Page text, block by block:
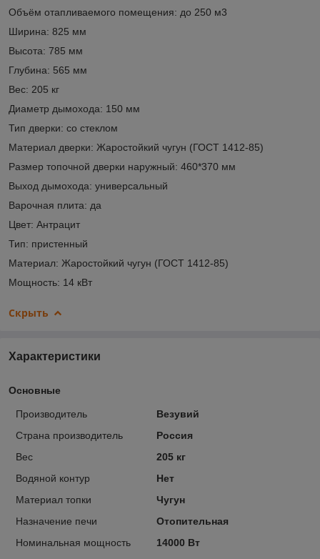
Объём отапливаемого помещения: до 250 м3
Ширина: 825 мм
Высота: 785 мм
Глубина: 565 мм
Вес: 205 кг
Диаметр дымохода: 150 мм
Тип дверки: со стеклом
Материал дверки: Жаростойкий чугун (ГОСТ 1412-85)
Размер топочной дверки наружный: 460*370 мм
Выход дымохода: универсальный
Варочная плита: да
Цвет: Антрацит
Тип: пристенный
Материал: Жаростойкий чугун (ГОСТ 1412-85)
Мощность: 14 кВт
Скрыть
Характеристики
Основные
Производитель
Везувий
Страна производитель
Россия
Вес
205 кг
Водяной контур
Нет
Материал топки
Чугун
Назначение печи
Отопительная
Номинальная мощность
14000 Вт